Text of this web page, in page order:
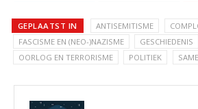
GEPLAATST IN ANTISEMITISME
FASCISME EN (NEO-)NAZISME
GESCHIEDENIS
OORLOG EN TERRORISME
POLITIEK